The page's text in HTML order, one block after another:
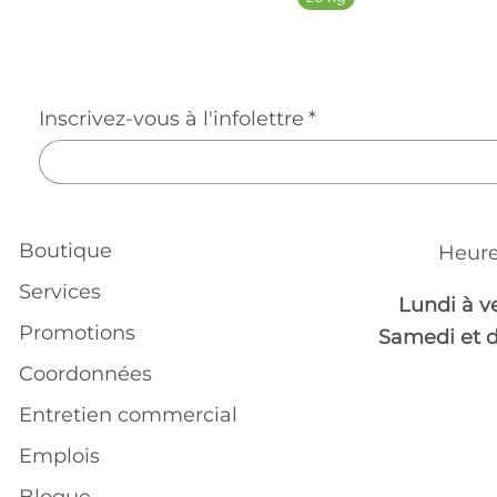
Inscrivez-vous à l'infolettre *
Boutique
Services
Promotions
Coordonnées
Entretien commercial
Emplois
Lundi à
Samedi et